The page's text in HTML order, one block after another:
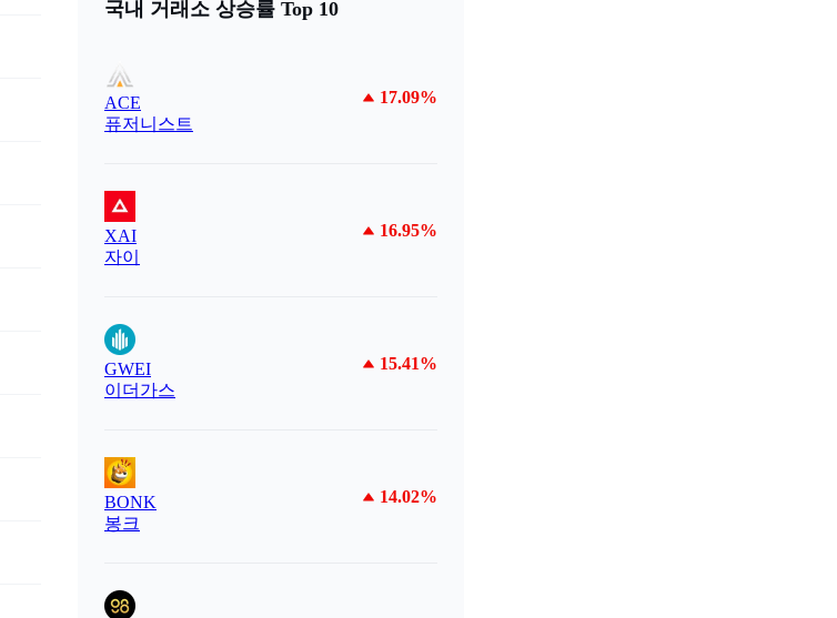
국내 거래소 상승률 Top 10
ACE
퓨저니스트
17.09%
XAI
자이
16.95%
GWEI
이더가스
15.41%
BONK
봉크
14.02%